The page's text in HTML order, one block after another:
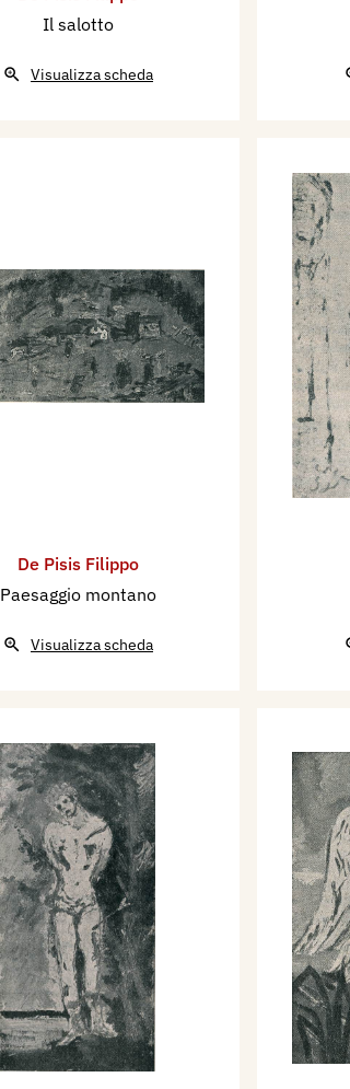
Il salotto
Visualizza scheda
De Pisis Filippo
Paesaggio montano
Visualizza scheda